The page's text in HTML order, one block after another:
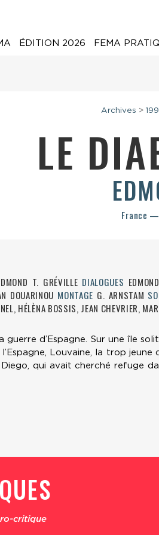
ÉDITION 2026 FEMA
Archives >
LE
France
T. GRÉVILLE DIALOGUES
DOUARINOU MONTAGE G. ARNSTAM
HÉLÈNA BOSSIS, JEAN CHEVRIER,
guerre d’Espagne. Sur une île
Louvaine, la trop
qui avait cherché refuge
critique